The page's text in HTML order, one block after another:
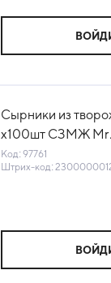
Сырники из
х100шт СЗМЖ
Россия (022807)
Код: 97761
Штрих-код: